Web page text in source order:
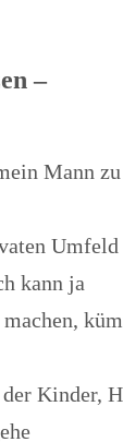
–
Mann
kann ja
Kinder,